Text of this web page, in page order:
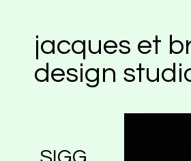
jacques et
design